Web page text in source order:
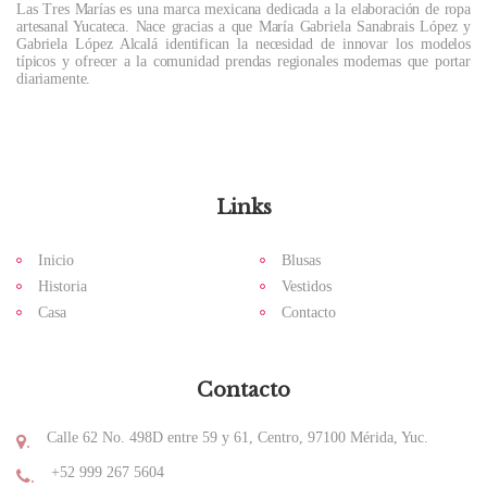
Las Tres Marías es una marca mexicana dedicada a la elaboración de ropa
artesanal Yucateca. Nace gracias a que María Gabriela Sanabrais López y
Gabriela López Alcalá identifican la necesidad de innovar los modelos
típicos y ofrecer a la comunidad prendas regionales modernas que portar
diariamente.
Links
Inicio
Historia
Casa
Blusas
Vestidos
Contacto
Contacto
. Calle 62 No. 498D entre 59 y 61, Centro, 97100 Mérida, Yuc.
. +52 999 267 5604